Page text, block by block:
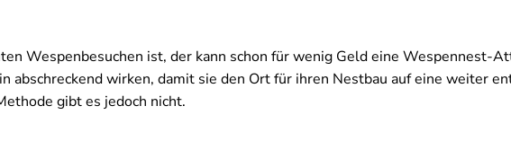
Wespenbesuchen ist, der kann schon für wenig Geld eine Wespennest-
abschreckend wirken, damit sie den Ort für ihren Nestbau auf eine weiter
gibt es jedoch nicht.